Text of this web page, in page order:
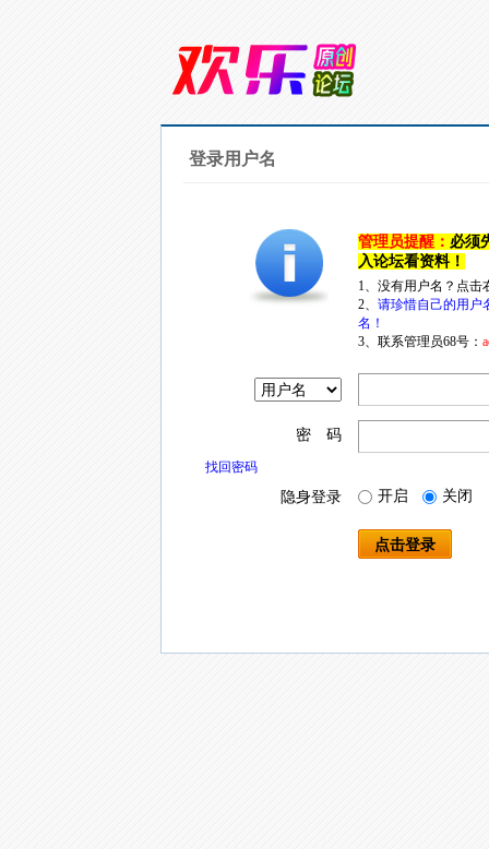
登录用户名
管理员提醒： 必须
入论坛看资料！
1、没有用户名？点
2、 请珍惜自己的用户
名！
3、联系管理员68号：
密 码
找回密码
隐身登录 开启 关闭
点击登录